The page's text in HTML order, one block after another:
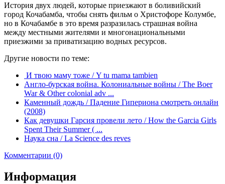
История двух людей, которые приезжают в боливийский
город Кочабамба, чтобы снять фильм о Христофоре Колумбе,
но в Кочабамбе в это время разразилась страшная война
между местными жителями и многонациональными
приезжими за приватизацию водных ресурсов.
Другие новости по теме:
И твою маму тоже / Y tu mama tambien
Англо-бурская война. Колониальные войны / The Boer
War & Other colonial adv ...
Каменный дождь / Падение Гипериона смотреть онлайн
(2008)
Как девушки Гарсия провели лето / How the Garcia Girls
Spent Their Summer ( ...
Наука сна / La Science des reves
Комментарии (0)
Информация